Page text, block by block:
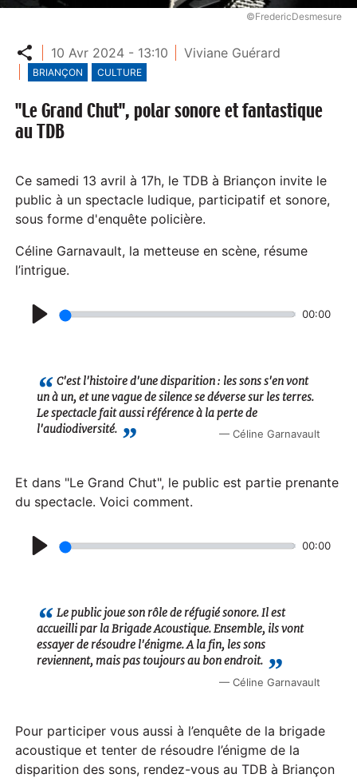
©FredericDesmesure
Partager
10 Avr 2024 - 13:10 Viviane Guérard
BRIANÇON CULTURE
"Le Grand Chut", polar sonore et fantastique
au TDB
Ce samedi 13 avril à 17h, le TDB à Briançon invite le
public à un spectacle ludique, participatif et sonore,
sous forme d'enquête policière.
Céline Garnavault, la metteuse en scène, résume
l’intrigue.
a
y
00:00
C'est l'histoire d'une disparition : les sons s'en vont
un à un, et une vague de silence se déverse sur les terres.
Le spectacle fait aussi référence à la perte de
l'audiodiversité.
Céline Garnavault
Et dans "Le Grand Chut", le public est partie prenante
du spectacle. Voici comment.
a
y
00:00
Le public joue son rôle de réfugié sonore. Il est
accueilli par la Brigade Acoustique. Ensemble, ils vont
essayer de résoudre l'énigme. A la fin, les sons
reviennent, mais pas toujours au bon endroit.
Céline Garnavault
Pour participer vous aussi à l’enquête de la brigade
acoustique et tenter de résoudre l’énigme de la
disparition des sons, rendez-vous au TDB à Briançon